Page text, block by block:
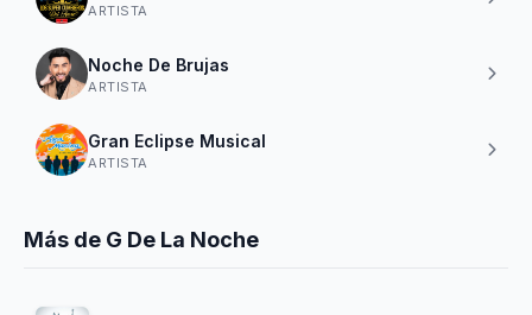
ARTISTA
Noche De Brujas
ARTISTA
Gran Eclipse Musical
ARTISTA
Más de G De La Noche